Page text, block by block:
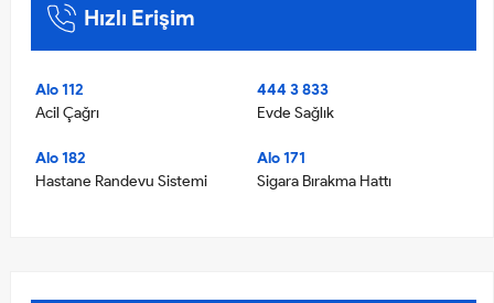
Hızlı Erişim
Alo 112
Acil Çağrı
444 3 833
Evde Sağlık
Alo 182
Hastane Randevu Sistemi
Alo 171
Sigara Bırakma Hattı